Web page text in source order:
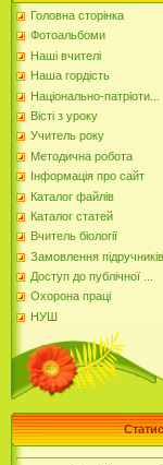
Головна сторінка
Фотоальбоми
Наші вчителі
Наша гордість
Національно-патріоти...
Вісті з уроку
Учитель року
Методична робота
Інформація про сайт
Каталог файлів
Каталог статей
Вчитель біології
Замовлення підручників
Доступ до публічної ...
Охорона праці
НУШ